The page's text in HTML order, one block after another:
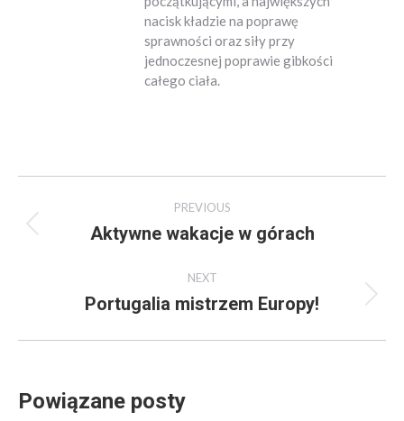
nacisk kładzie na poprawę
sprawności oraz siły przy
jednoczesnej poprawie gibkości
całego ciała.
navigation
PREVIOUS
Previous
Aktywne wakacje w górach
NEXT
Next
Portugalia mistrzem Europy!
Powiązane posty